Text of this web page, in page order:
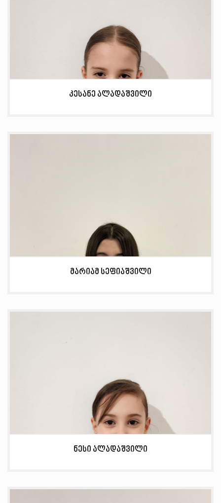
კესანე ალადაშვილი
მარიამ სეფიაშვილი
ნესი ალადაშვილი